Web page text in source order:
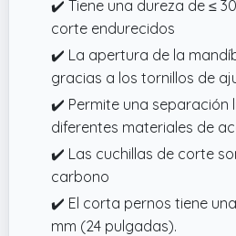
✔️ Tiene una dureza de ≤
corte endurecidos
✔️ La apertura de la
gracias a los tornillos de
✔️ Permite una separación
diferentes materiales de
✔️ Las cuchillas de corte
carbono
✔️ El corta pernos tiene
mm (24 pulgadas).